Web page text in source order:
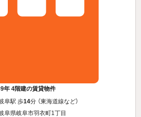
年 4階建の賃貸物件
阜駅 歩14分 （東海道線など）
阜県岐阜市羽衣町1丁目